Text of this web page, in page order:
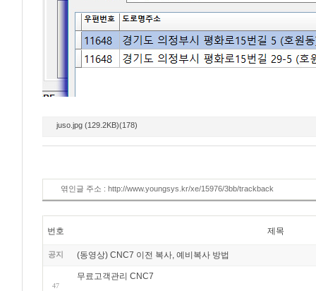
juso.jpg (129.2KB)(178)
엮인글 주소 : http://www.youngsys.kr/xe/15976/3bb/trackback
번호 제목
공지 (동영상) CNC7 이전 복사, 예비복사 방법
47
무료고객관리 CNC7